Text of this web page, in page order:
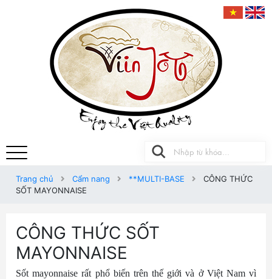
Trang chủ Cẩm nang **MULTI-BASE
CÔNG THỨC
SỐT MAYONNAISE
CÔNG THỨC SỐT
MAYONNAISE
Sốt mayonnaise rất phổ biến trên thế giới và ở Việt Nam vì